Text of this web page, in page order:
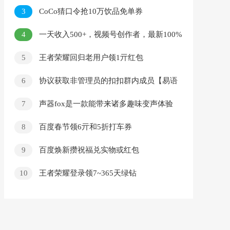
3 CoCo猜口令抢10万饮品免单券
4
一天收入500+，视频号创作者，最新100%
5
王者荣耀回归老用户领1亓红包
6
协议获取非管理员的扣扣群内成员【易语
7
声器fox是一款能带来诸多趣味变声体验
8
百度春节领6亓和5折打车券
9 百度焕新攒祝福兑实物或红包
10 王者荣耀登录领7~365天绿钻